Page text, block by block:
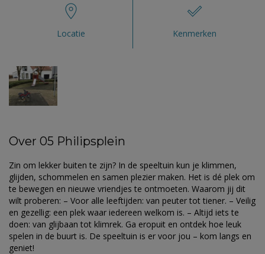
Locatie Kenmerken
Over 05 Philipsplein
Zin om lekker buiten te zijn? In de speeltuin kun je klimmen,
glijden, schommelen en samen plezier maken. Het is dé plek om
te bewegen en nieuwe vriendjes te ontmoeten. Waarom jij dit
wilt proberen: – Voor alle leeftijden: van peuter tot tiener. – Veilig
en gezellig: een plek waar iedereen welkom is. – Altijd iets te
doen: van glijbaan tot klimrek. Ga eropuit en ontdek hoe leuk
spelen in de buurt is. De speeltuin is er voor jou – kom langs en
geniet!